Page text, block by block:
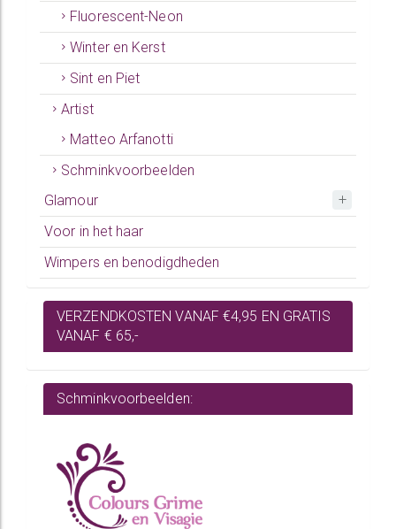
Fluorescent-Neon
Winter en Kerst
Sint en Piet
Artist
Matteo Arfanotti
Schminkvoorbeelden
Glamour
Voor in het haar
Wimpers en benodigdheden
VERZENDKOSTEN VANAF €4,95 EN GRATIS
VANAF € 65,-
Schminkvoorbeelden: